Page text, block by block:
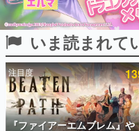
ピックアッ
電ファミのいま読まれてい
アプリセール情報
いま読まれて
注目度
『ファイアーエムブレム』や